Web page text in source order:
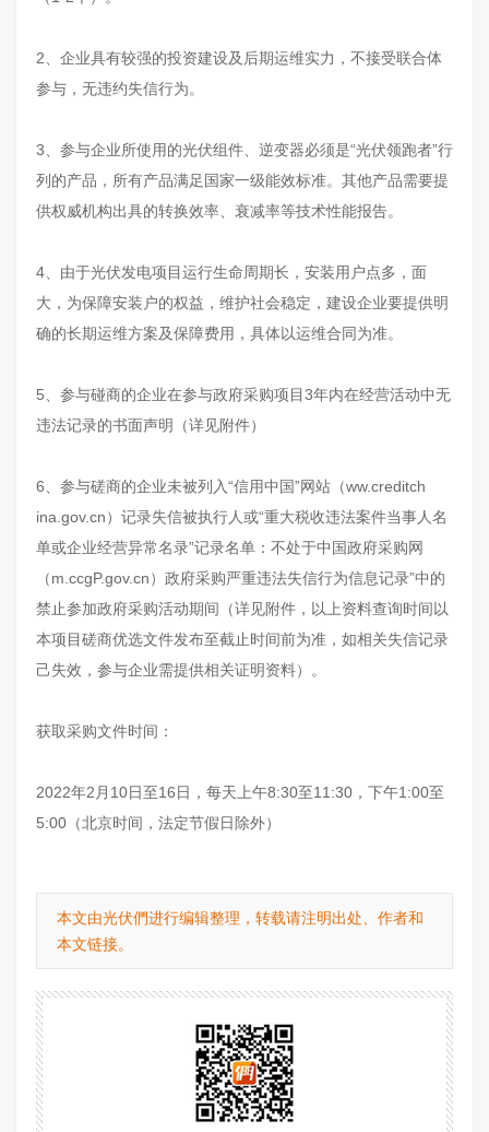
2、企业具有较强的投资建设及后期运维实力，不接受联合体
参与，无违约失信行为。
3、参与企业所使用的光伏组件、逆变器必须是“光伏领跑者”行
列的产品，所有产品满足国家一级能效标准。其他产品需要提
供权威机构出具的转换效率、衰减率等技术性能报告。
4、由于光伏发电项目运行生命周期长，安装用户点多，面
大，为保障安装户的权益，维护社会稳定，建设企业要提供明
确的长期运维方案及保障费用，具体以运维合同为准。
5、参与碰商的企业在参与政府采购项目3年内在经营活动中无
违法记录的书面声明（详见附件）
6、参与磋商的企业未被列入“信用中国”网站（ww.creditch
ina.gov.cn）记录失信被执行人或“重大税收违法案件当事人名
单或企业经营异常名录”记录名单：不处于中国政府采购网
（m.ccgP.gov.cn）政府采购严重违法失信行为信息记录”中的
禁止参加政府采购活动期间（详见附件，以上资料查询时间以
本项目磋商优选文件发布至截止时间前为准，如相关失信记录
己失效，参与企业需提供相关证明资料）。
获取采购文件时间：
2022年2月10日至16日，每天上午8:30至11:30，下午1:00至
5:00（北京时间，法定节假日除外）
本文由光伏們进行编辑整理，转载请注明出处、作者和
本文链接。